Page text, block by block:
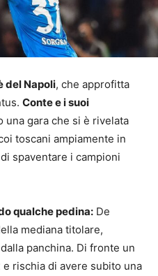
del Napoli, che approfitta
Conte e i suoi
una gara che si è rivelata
toscani ampiamente in
spaventare i campioni
qualche pedina: De
mediana titolare,
panchina. Di fronte un
rischia di avere subito una